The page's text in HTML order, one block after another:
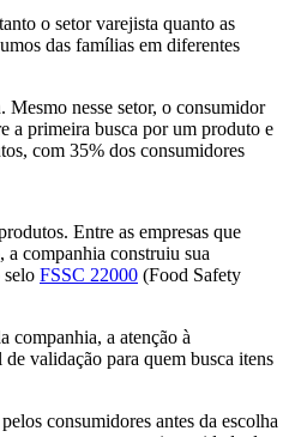
o setor varejista quanto as
das famílias em diferentes
nesse setor, o consumidor
a primeira busca por um produto e
com 35% dos consumidores
Entre as empresas que
a companhia construiu sua
selo FSSC 22000 (Food Safety
companhia, a atenção à
validação para quem busca itens
consumidores antes da escolha